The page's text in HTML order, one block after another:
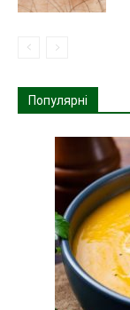
Популярні